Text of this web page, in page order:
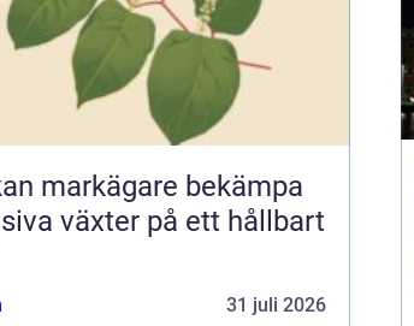
markägare bekämpa
växter på ett hållbart
31 juli 2026